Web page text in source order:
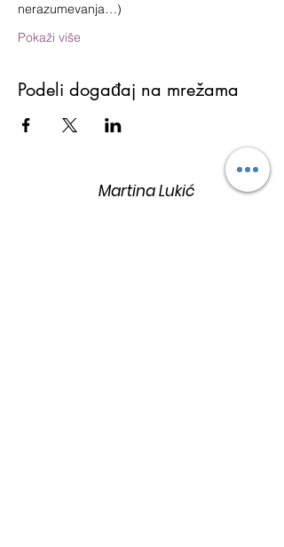
nerazumevanja…)
Pokaži više
Podeli događaj na mrežama
Martina Lukić